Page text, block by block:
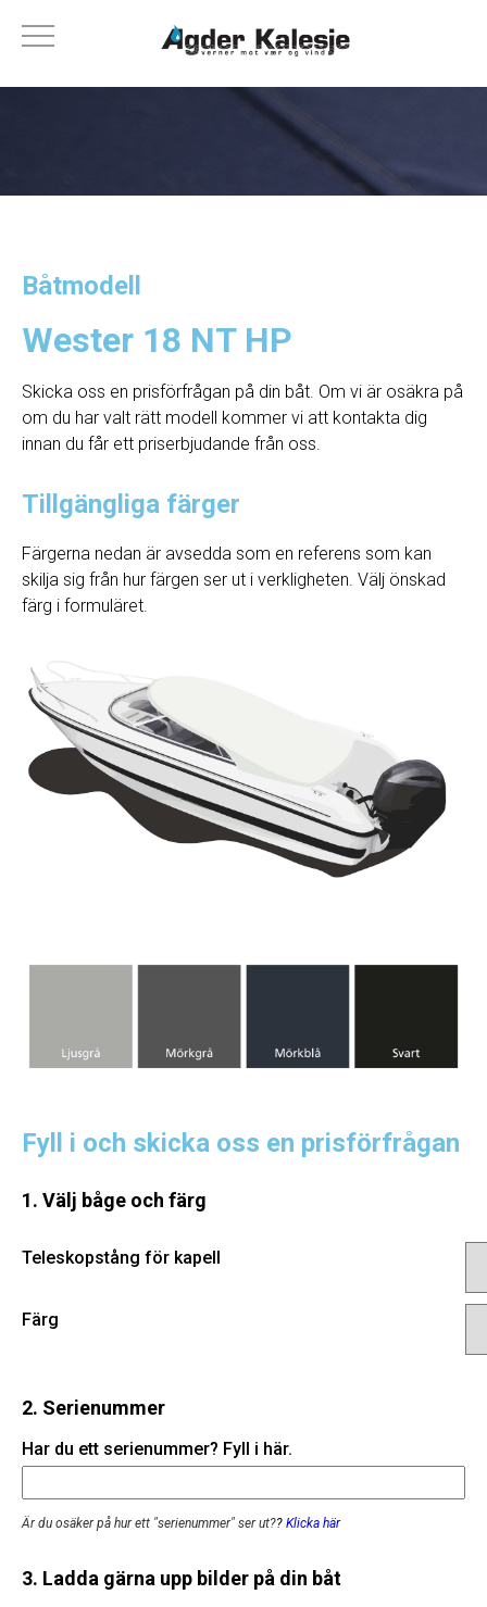
Båtmodell
Wester 18 NT HP
Skicka oss en prisförfrågan på din båt. Om vi ​​är osäkra på
om du har valt rätt modell kommer vi att kontakta dig
innan du får ett priserbjudande från oss.
Tillgängliga färger
Färgerna nedan är avsedda som en referens som kan
skilja sig från hur färgen ser ut i verkligheten. Välj önskad
färg i formuläret.
Fyll i och skicka oss en prisförfrågan
1. Välj båge och färg
Teleskopstång för kapell
Färg
2. Serienummer
Har du ett serienummer? Fyll i här.
Är du osäker på hur ett "serienummer" ser ut?? Klicka här
3. Ladda gärna upp bilder på din båt